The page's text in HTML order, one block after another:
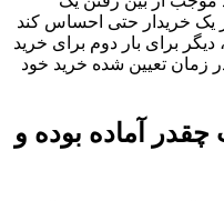
خریدار حتی احساس کند
برای بار دوم برای خرید
زمان تعیین شده خرید خود
آماده بوده و